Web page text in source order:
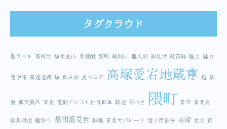
タグクラウド
黒ラベル 高校生 鯛生金山 麦焼酎 黎明 鵜飼い 雛人形 顔見世 鼓笛隊 魅力 魅力
発信隊 高速道路 鯛 飲み会 食べログ 高塚愛宕地蔵尊 麺 駅
前 露天風呂 音楽 電動アシスト付自転車 駅近 餅つき 隈町 青空 音楽会
駅長対抗 雛祭り 集団顔見世 順延 音楽大パレード 電子宿泊券 高塚 食堂 雑